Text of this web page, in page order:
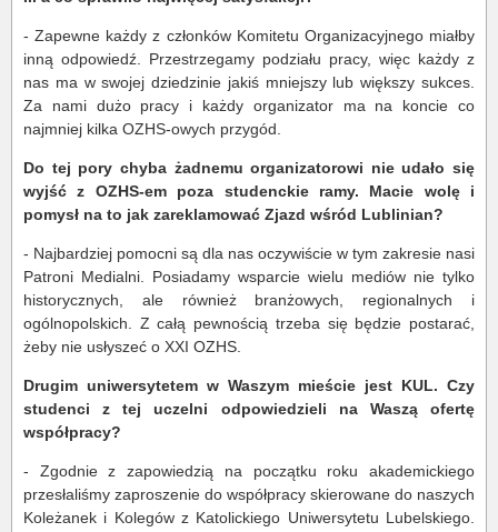
- Zapewne każdy z członków Komitetu Organizacyjnego miałby
inną odpowiedź. Przestrzegamy podziału pracy, więc każdy z
nas ma w swojej dziedzinie jakiś mniejszy lub większy sukces.
Za nami dużo pracy i każdy organizator ma na koncie co
najmniej kilka OZHS-owych przygód.
Do tej pory chyba żadnemu organizatorowi nie udało się
wyjść z OZHS-em poza studenckie ramy. Macie wolę i
pomysł na to jak zareklamować Zjazd wśród Lublinian?
- Najbardziej pomocni są dla nas oczywiście w tym zakresie nasi
Patroni Medialni. Posiadamy wsparcie wielu mediów nie tylko
historycznych, ale również branżowych, regionalnych i
ogólnopolskich. Z całą pewnością trzeba się będzie postarać,
żeby nie usłyszeć o XXI OZHS.
Drugim uniwersytetem w Waszym mieście jest KUL. Czy
studenci z tej uczelni odpowiedzieli na Waszą ofertę
współpracy?
- Zgodnie z zapowiedzią na początku roku akademickiego
przesłaliśmy zaproszenie do współpracy skierowane do naszych
Koleżanek i Kolegów z Katolickiego Uniwersytetu Lubelskiego.